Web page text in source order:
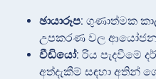
ඡායාරූප: ගුණාත්මක
උපකරණ වල
වීඩියෝ: රිය පැදවීමේ
අත්දැකීම් සඳහා අතින්